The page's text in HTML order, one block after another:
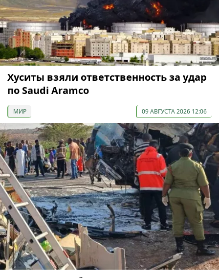
Хуситы взяли ответственность за удар
по Saudi Aramco
МИР 09 АВГУСТА 2026 12:06